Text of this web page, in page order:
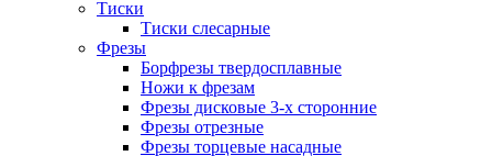
Тиски
Тиски слесарные
Фрезы
Борфрезы твердосплавные
Ножи к фрезам
Фрезы дисковые 3-х сторонние
Фрезы отрезные
Фрезы торцевые насадные